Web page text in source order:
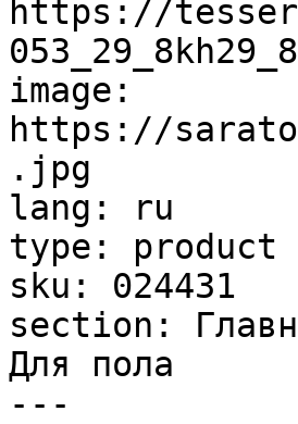
https://
image:
https://
.jpg
lang: ru
type: product
sku: 024431
section:
Для пола
---